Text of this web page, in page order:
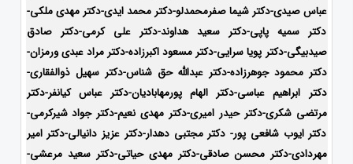
عباس صیدی-دکتر شیما صفرمحمدلو-دکتر محمد ایدی-دکتر مهدی ملکی-
دکتر سمیه پاپی-دکتر سعید هداوند-دکتر علی کرمی-دکتر صادق
صیدبیگی-دکتر پویا سرایی-دکتر مسعود اکبرزاده-دکتر مراد عبدی ورمزان-
دکتر محمود جوهرزاده-دکتر عبدالله حق شناس-دکتر سهیل ذوالفقاری-
دکتر ابراهیم عباسی-دکتر الهام پورمهابادیان-دکتر عباس کیانفر-دکتر
مرتضی شکری-دکتر حیدر امیری-دکتر مهدی نعیم-دکتر جواد شیرکرمی-
دکتر ایوب شافعی پور- دکتر مجتبی دهدار-دکتر عزیز دانیالی-دکتر امیر
مهردادی-دکتر محسن صادقی-دکتر مهدی حیاتی-دکتر سعید مرعشی-